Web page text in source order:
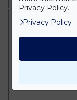
Privacy Policy.
Privacy Policy